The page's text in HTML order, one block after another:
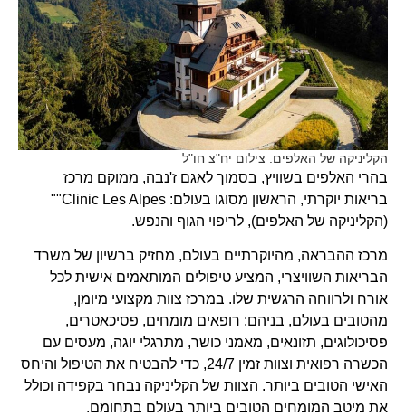
הקליניקה של האלפים. צילום יח"צ חו"ל
בהרי האלפים בשוויץ, בסמוך לאגם ז'נבה, ממוקם מרכז
בריאות יוקרתי, הראשון מסוגו בעולם: Clinic Les Alpes""
(הקליניקה של האלפים), לריפוי הגוף והנפש.
מרכז ההבראה, מהיוקרתיים בעולם, מחזיק ברשיון של משרד
הבריאות השוויצרי, המציע טיפולים המותאמים אישית לכל
אורח ולרווחה הרגשית שלו. במרכז צוות מקצועי מיומן,
מהטובים בעולם, בניהם: רופאים מומחים, פסיכאטרים,
פסיכולוגים, תזונאים, מאמני כושר, מתרגלי יוגה, מעסים עם
הכשרה רפואית וצוות זמין 24/7, כדי להבטיח את הטיפול והיחס
האישי הטובים ביותר. הצוות של הקליניקה נבחר בקפידה וכולל
את מיטב המומחים הטובים ביותר בעולם בתחומם.